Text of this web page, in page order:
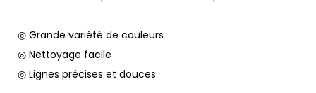
◎ Grande variété de couleurs
◎ Nettoyage facile
◎ Lignes précises et douces